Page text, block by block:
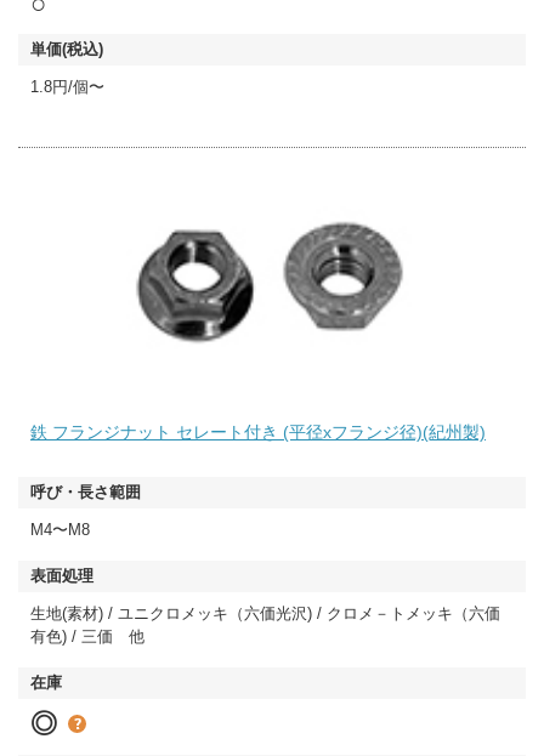
1.8円/個〜
鉄 フランジナット セレート付き (平径xフランジ径)(紀州製)
M4〜M8
生地(素材) / ユニクロメッキ（六価光沢) / クロメ－トメッキ（六価
有色) / 三価 他
◎